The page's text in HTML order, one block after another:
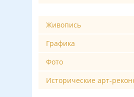
Живопись
Графика
Фото
Исторические арт-